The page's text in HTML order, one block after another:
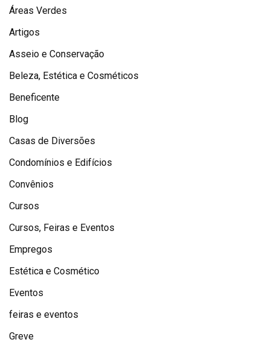
Áreas Verdes
Artigos
Asseio e Conservação
Beleza, Estética e Cosméticos
Beneficente
Blog
Casas de Diversões
Condomínios e Edifícios
Convênios
Cursos
Cursos, Feiras e Eventos
Empregos
Estética e Cosmético
Eventos
feiras e eventos
Greve